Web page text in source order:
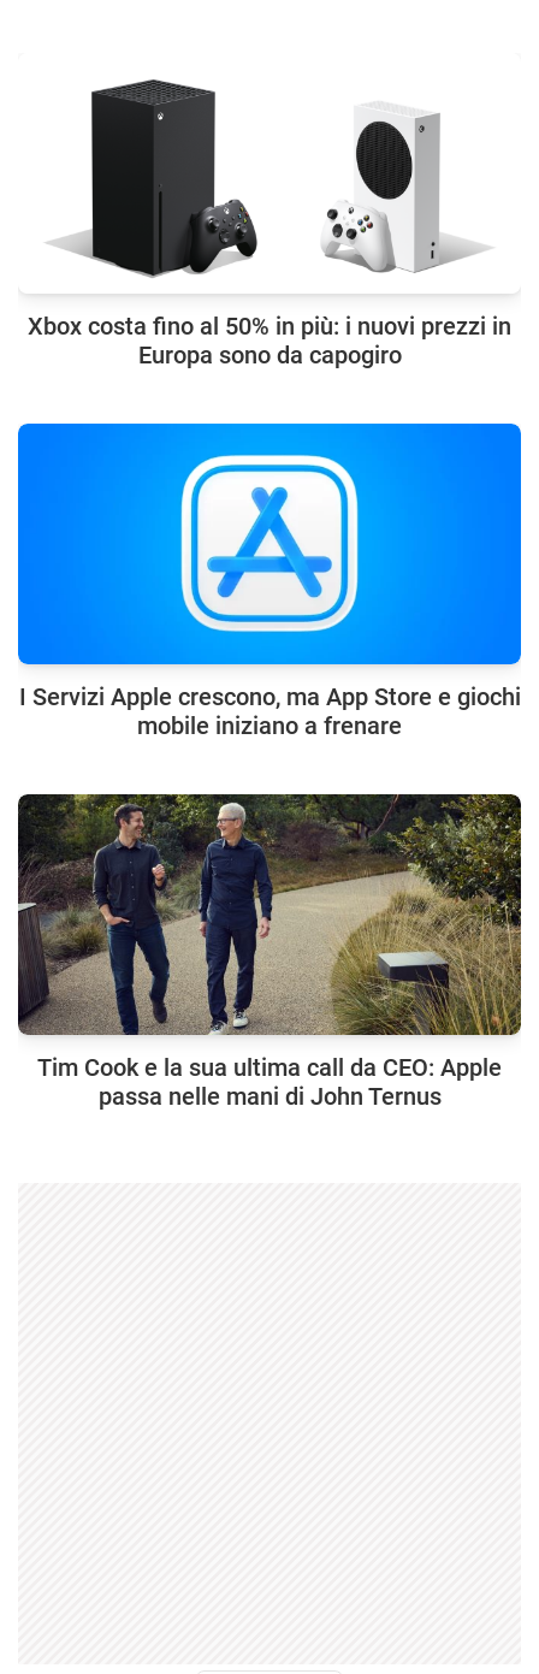
Xbox costa fino al 50% in più: i nuovi prezzi in
Europa sono da capogiro
I Servizi Apple crescono, ma App Store e giochi
mobile iniziano a frenare
Tim Cook e la sua ultima call da CEO: Apple
passa nelle mani di John Ternus